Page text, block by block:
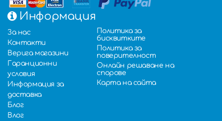
Информация
За нас
Контакти
Верига магазини
Гаранционни
условия
Информация за
доставка
Блог
Влог
Политика за
бисквитките
Политика за
поверителност
Онлайн решаване на
спорове
Карта на сайта